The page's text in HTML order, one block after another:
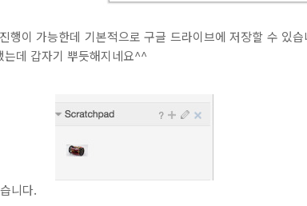
행이 가능한데 기본적으로 구글 드라이브에 저장할 수 있
데 갑자기 뿌듯해지네요^^
니다.